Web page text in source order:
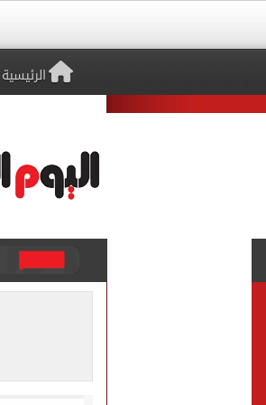
الرئيسية